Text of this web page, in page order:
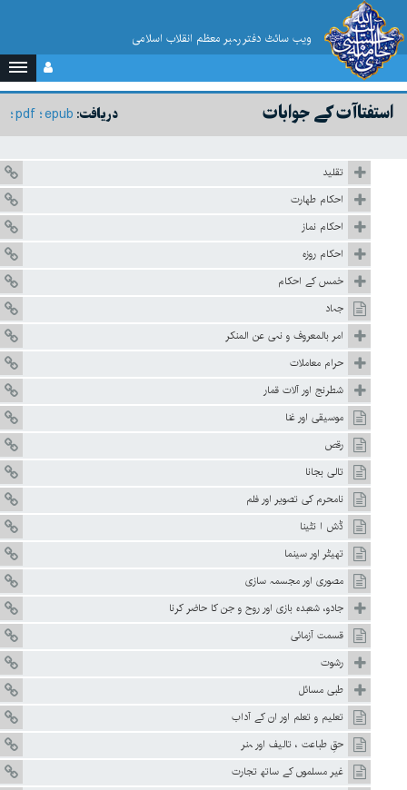
ویب سائٹ دفتر رہبر معظم انقلاب اسلامی
دریافت: epub
pdf استفتاآت کے جوابات
تقلید
احکام طهارت
احکام نماز
احکام روزہ
خمس کے احکام
جہاد
امر بالمعروف و نہی عن المنکر
حرام معاملات
شطرنج اور آلات قمار
موسیقی اور غنا
رقص
تالی بجانا
نامحرم کی تصویر اور فلم
ڈش ا نٹینا
تھیٹر اور سینما
مصوری اور مجسمہ سازی
جادو، شعبدہ بازی اور روح و جن کا حاضر کرنا
قسمت آزمائی
رشوت
طبی مسائل
تعلیم و تعلم اور ان کے آداب
حقِ طباعت ، تالیف اور ہنر
غیر مسلموں کے ساتھ تجارت